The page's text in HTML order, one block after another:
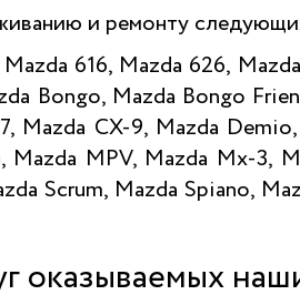
и ремонту
616, Mazda 626,
Bongo, Mazda Bongo
Mazda CX-9, Mazda
MPV, Mazda Mx-3,
Scrum, Mazda Spiano,
оказываемых